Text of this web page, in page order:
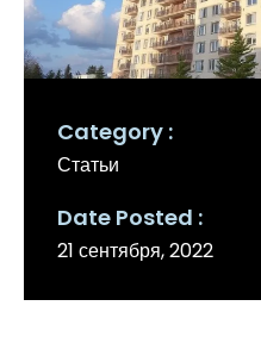
Category
Статьи
Date Posted
21 сентября, 2022